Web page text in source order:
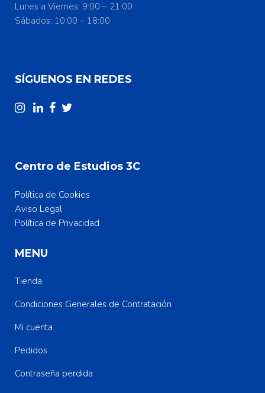
Lunes a Viernes: 9:00 – 21:00
Sábados: 10:00 – 18:00
SÍGUENOS EN REDES
Centro de Estudios 3C
Política de Cookies
Aviso Legal
Política de Privacidad
MENU
Tienda
Condiciones Generales de Contratación
Mi cuenta
Pedidos
Contraseña perdida